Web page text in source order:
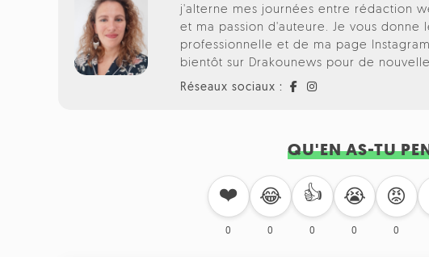
j'alterne mes journées entre rédaction
et ma passion d'auteure. Je vous donne
professionnelle et de ma page
bientôt sur Drakounews pour de
Réseaux sociaux :
QU'EN AS-TU
❤️
0
😂
0
👍
0
😭
0
😡
0